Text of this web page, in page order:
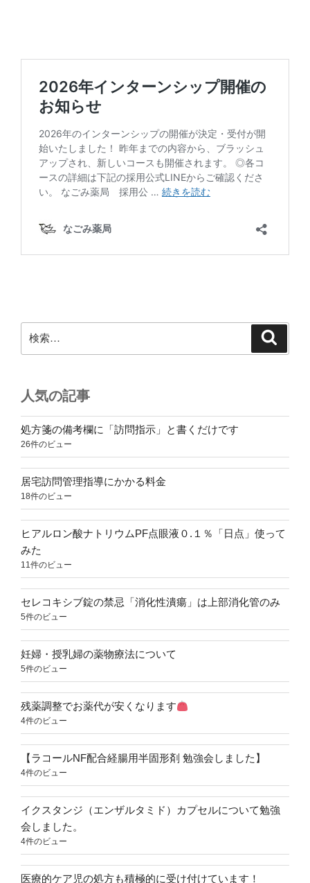
索:
人気の記事
処方箋の備考欄に「訪問指示」と書くだけです
26件のビュー
居宅訪問管理指導にかかる料金
18件のビュー
ヒアルロン酸ナトリウムPF点眼液０.１％「日点」使って
みた
11件のビュー
セレコキシブ錠の禁忌「消化性潰瘍」は上部消化管のみ
5件のビュー
妊婦・授乳婦の薬物療法について
5件のビュー
残薬調整でお薬代が安くなります
4件のビュー
【ラコールNF配合経腸用半固形剤 勉強会しました】
4件のビュー
イクスタンジ（エンザルタミド）カプセルについて勉強
会しました。
4件のビュー
医療的ケア児の処方も積極的に受け付けています！